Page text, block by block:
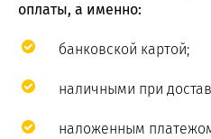
оплаты, а именно:
банковской картой;
наличными при
наложенным